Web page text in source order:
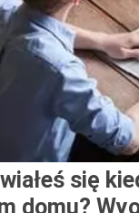
się
domu?